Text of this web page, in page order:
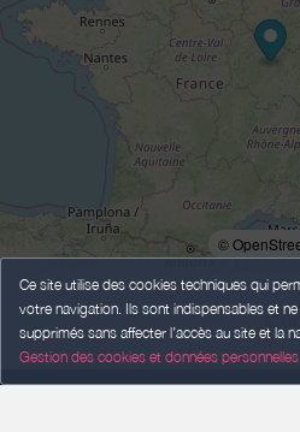
Ce site utilise des cookies techniques qui
votre navigation. Ils sont indispensables et
supprimés sans affecter l’accès au site et la
Gestion des cookies et données personnelles
©